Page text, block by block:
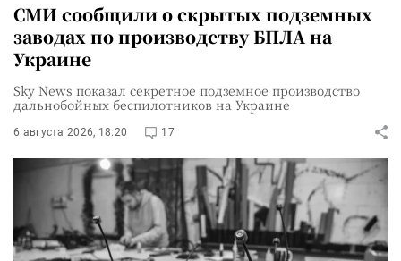
СМИ сообщили о скрытых подземных
заводах по производству БПЛА на
Украине
Sky News показал секретное подземное производство
дальнобойных беспилотников на Украине
6 августа 2026, 18:20 17